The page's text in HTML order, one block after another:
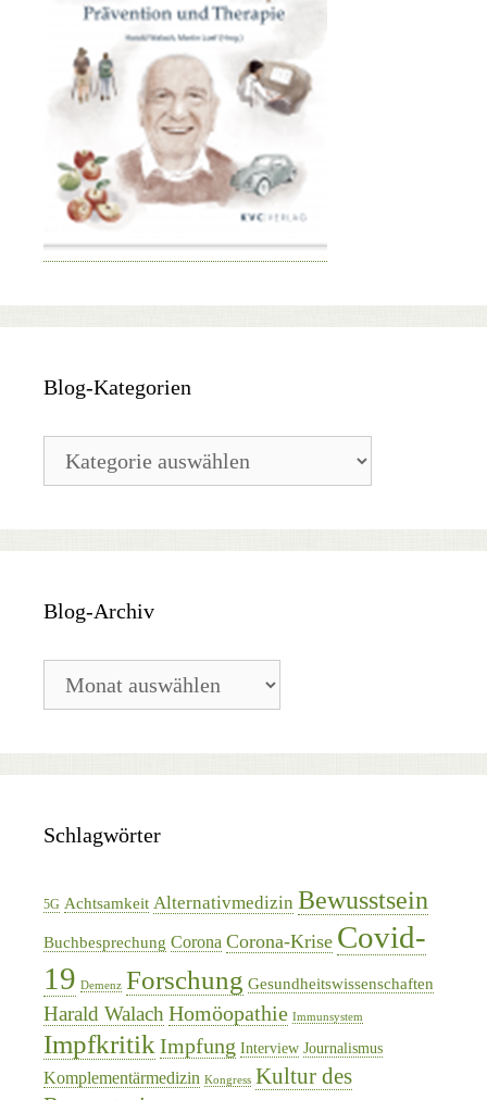
Blog-Kategorien
Kategorien
Blog-Archiv
Archiv
Schlagwörter
5G Achtsamkeit Alternativmedizin Bewusstsein
Buchbesprechung Corona Corona-Krise Covid-
19 Demenz Forschung Gesundheitswissenschaften
Harald Walach Homöopathie Immunsystem
Impfkritik Impfung Interview Journalismus
Komplementärmedizin Kongress Kultur des